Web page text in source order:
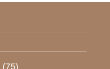
(75)